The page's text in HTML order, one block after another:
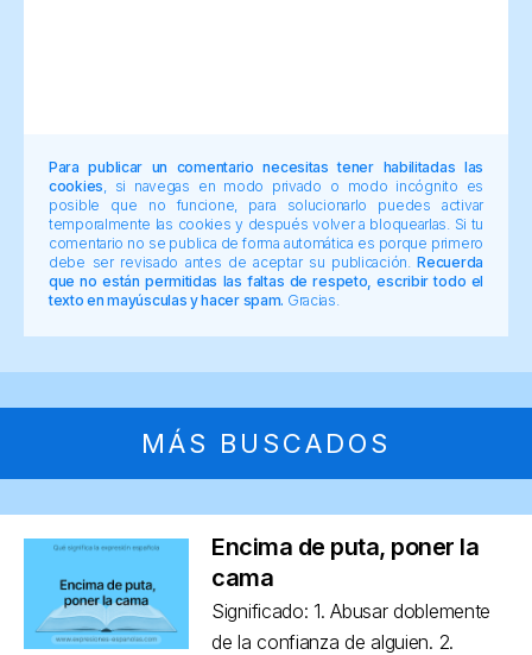
Para publicar un comentario necesitas tener habilitadas las
cookies , si navegas en modo privado o modo incógnito es
posible que no funcione, para solucionarlo puedes activar
temporalmente las cookies y después volver a bloquearlas. Si tu
comentario no se publica de forma automática es porque primero
debe ser revisado antes de aceptar su publicación.Recuerda
que no están permitidas las faltas de respeto, escribir todo el
texto en mayúsculas y hacer spam. Gracias.
MÁS BUSCADOS
Encima de puta, poner la
cama
Significado: 1. Abusar doblemente
de la confianza de alguien. 2.